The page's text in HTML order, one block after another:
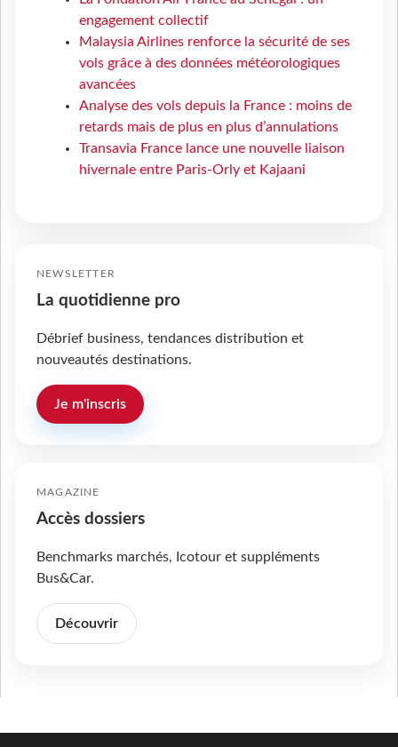
engagement collectif
Malaysia Airlines renforce la sécurité de ses
vols grâce à des données météorologiques
avancées
Analyse des vols depuis la France : moins de
retards mais de plus en plus d’annulations
Transavia France lance une nouvelle liaison
hivernale entre Paris-Orly et Kajaani
NEWSLETTER
La quotidienne pro
Débrief business, tendances distribution et
nouveautés destinations.
Je m'inscris
MAGAZINE
Accès dossiers
Benchmarks marchés, Icotour et suppléments
Bus&Car.
Découvrir